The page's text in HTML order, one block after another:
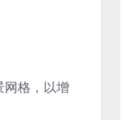
格，以增